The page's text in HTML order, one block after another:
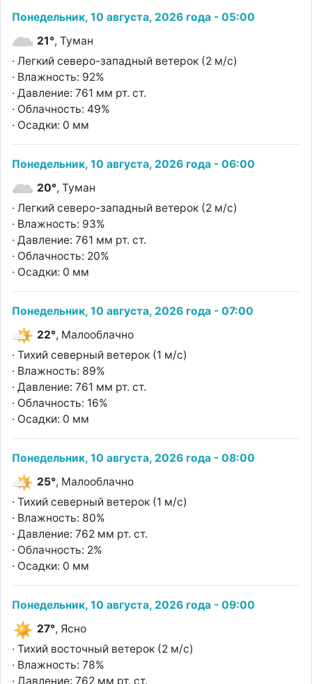
Понедельник, 10 августа, 2026 года - 05:00
21°, Туман
· Легкий северо-западный ветерок (2 м/с)
· Влажность: 92%
· Давление: 761 мм рт. ст.
· Облачность: 49%
· Осадки: 0 мм
Понедельник, 10 августа, 2026 года - 06:00
20°, Туман
· Легкий северо-западный ветерок (2 м/с)
· Влажность: 93%
· Давление: 761 мм рт. ст.
· Облачность: 20%
· Осадки: 0 мм
Понедельник, 10 августа, 2026 года - 07:00
22°, Малооблачно
· Тихий северный ветерок (1 м/с)
· Влажность: 89%
· Давление: 761 мм рт. ст.
· Облачность: 16%
· Осадки: 0 мм
Понедельник, 10 августа, 2026 года - 08:00
25°, Малооблачно
· Тихий северный ветерок (1 м/с)
· Влажность: 80%
· Давление: 762 мм рт. ст.
· Облачность: 2%
· Осадки: 0 мм
Понедельник, 10 августа, 2026 года - 09:00
27°, Ясно
· Тихий восточный ветерок (2 м/с)
· Влажность: 78%
· Давление: 762 мм рт. ст.